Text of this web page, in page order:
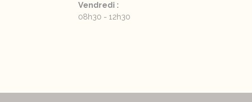
Vendredi :
08h30 - 12h30